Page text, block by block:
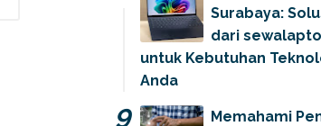
Surabaya:
dari
untuk Kebutuhan
Anda
Memahami